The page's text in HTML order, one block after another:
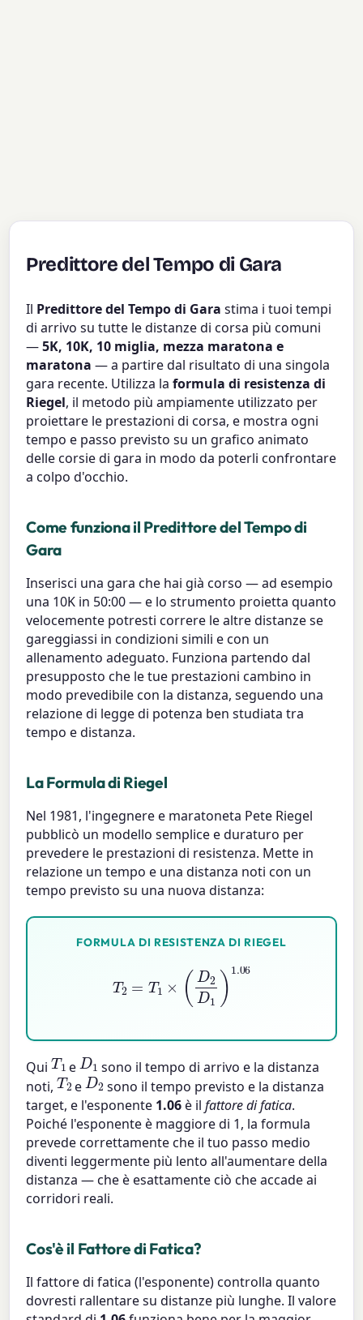
Predittore del Tempo di Gara
Il Predittore del Tempo di Gara stima i tuoi tempi
di arrivo su tutte le distanze di corsa più comuni
—5K, 10K, 10 miglia, mezza maratona e
maratona — a partire dal risultato di una singola
gara recente. Utilizza laformula di resistenza di
Riegel, il metodo più ampiamente utilizzato per
proiettare le prestazioni di corsa, e mostra ogni
tempo e passo previsto su un grafico animato
delle corsie di gara in modo da poterli confrontare
a colpo d'occhio.
Come funziona il Predittore del Tempo di
Gara
Inserisci una gara che hai già corso — ad esempio
una 10K in 50:00 — e lo strumento proietta quanto
velocemente potresti correre le altre distanze se
gareggiassi in condizioni simili e con un
allenamento adeguato. Funziona partendo dal
presupposto che le tue prestazioni cambino in
modo prevedibile con la distanza, seguendo una
relazione di legge di potenza ben studiata tra
tempo e distanza.
La Formula di Riegel
Nel 1981, l'ingegnere e maratoneta Pete Riegel
pubblicò un modello semplice e duraturo per
prevedere le prestazioni di resistenza. Mette in
relazione un tempo e una distanza noti con un
tempo previsto su una nuova distanza:
FORMULA DI RESISTENZA DI RIEGEL
2D1 1.06
QuiT1 eD1 sono il tempo di arrivo e la distanza
noti,T2eD2sono il tempo previsto e la distanza
target, e l'esponente 1.06è ilfattore di fatica.
Poiché l'esponente è maggiore di 1, la formula
prevede correttamente che il tuo passo medio
diventi leggermente più lento all'aumentare della
distanza — che è esattamente ciò che accade ai
corridori reali.
Cos'è il Fattore di Fatica?
Il fattore di fatica (l'esponente) controlla quanto
dovresti rallentare su distanze più lunghe. Il valore